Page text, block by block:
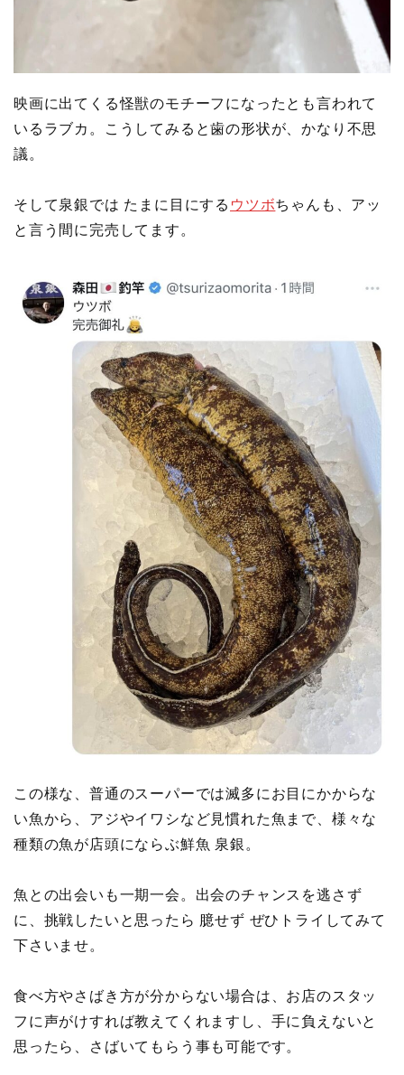
映画に出てくる怪獣のモチーフになったとも言われて
いるラブカ。こうしてみると歯の形状が、かなり不思
議。
そして泉銀では たまに目にする ウツボちゃんも、アッ
と言う間に完売してます。
この様な、普通のスーパーでは滅多にお目にかからな
い魚から、アジやイワシなど見慣れた魚まで、様々な
種類の魚が店頭にならぶ鮮魚 泉銀。
魚との出会いも一期一会。出会のチャンスを逃さず
に、挑戦したいと思ったら 臆せず ぜひトライしてみて
下さいませ。
食べ方やさばき方が分からない場合は、お店のスタッ
フに声がけすれば教えてくれますし、手に負えないと
思ったら、さばいてもらう事も可能です。